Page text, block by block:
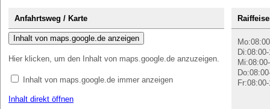
Anfahrtsweg / Karte
Inhalt von maps.google.de anzeigen
Hier klicken, um den Inhalt von maps.google.de anzuzeigen.
Inhalt von maps.google.de immer anzeigen
Inhalt direkt öffnen